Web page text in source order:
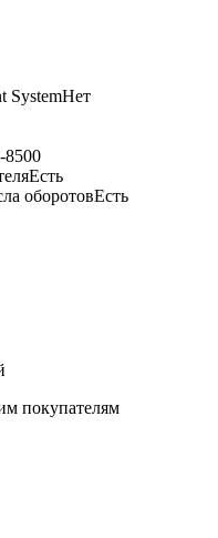
SystemНет
8500
Есть
оборотовЕсть
покупателям